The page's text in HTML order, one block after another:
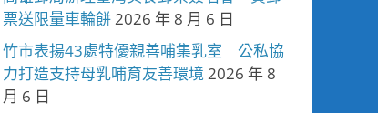
票送限量車輪餅2026 年 8 月 6 日
竹市表揚43處特優親善哺集乳室 公私協
力打造支持母乳哺育友善環境2026 年 8
月 6 日